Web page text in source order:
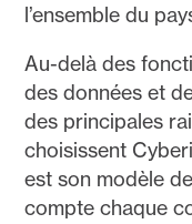
l’ensemble du
Au-delà des
des données et
des principales
choisissent
est son modèle
compte chaque